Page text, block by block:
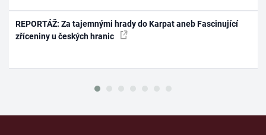
REPORTÁŽ: Za tajemnými hrady do Karpat aneb Fascinující
zříceniny u českých hranic